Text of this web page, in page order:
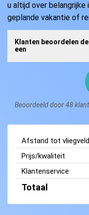
u altijd over
geplande vakantie of
Klanten beoordelen
een
Beoordeeld door 48
Afstand tot vliegveld
Prijs/kwaliteit
Klantenservice
Totaal